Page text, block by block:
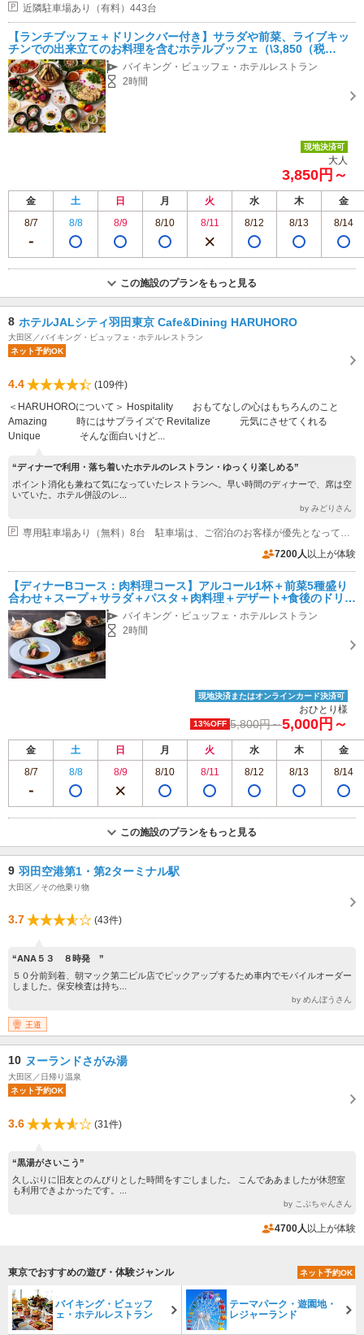
近隣駐車場あり（有料）443台
【ランチブッフェ＋ドリンクバー付き】サラダや前菜、ライブキッ
チンでの出来立てのお料理を含むホテルブッフェ（\3,850（税
込））
バイキング・ビュッフェ・ホテルレストラン
2時間
現地決済可
大人
3,850円～
金 土 日 月 火 水 木
金
8/7
8/8 8/9 8/10 8/11 8/12 8/13 8/14
この施設のプランをもっと見る
8 ホテルJALシティ羽田東京 Cafe&Dining HARUHORO
大田区／バイキング・ビュッフェ・ホテルレストラン
ネット予約OK
4.4
(109件)
＜HARUHOROについて＞ Hospitality おもてなしの心はもちろんのこと
Amazing 時にはサプライズで Revitalize 元気にさせてくれる
Unique そんな面白いけど...
“ディナーで利用・落ち着いたホテルのレストラン・ゆっくり楽しめる”
ポイント消化も兼ねて気になっていたレストランへ。早い時間のディナーで、席は空
いていた。ホテル併設のレ...
by みどりさん
専用駐車場あり（無料）8台 駐車場は、ご宿泊のお客様が優先となっておりまして、予約制になります。
7200人 以上が体験
【ディナーBコース：肉料理コース】アルコール1杯＋前菜5種盛り
合わせ＋スープ＋サラダ＋パスタ＋肉料理＋デザート+食後のドリン
ク付き！【カップル・女子会・記念日に！】
バイキング・ビュッフェ・ホテルレストラン
2時間
現地決済またはオンラインカード決済可
おひとり様
13%OFF 5,800円～5,000円～
金 土 日 月 火 水 木
金
8/7
8/8 8/9 8/10 8/11 8/12 8/13 8/14
この施設のプランをもっと見る
9 羽田空港第1・第2ターミナル駅
大田区／その他乗り物
3.7 (43件)
“ANA５３ ８時発 ”
５０分前到着、朝マック第二ビル店でピックアップするため車内でモバイルオーダー
しました。保安検査は持ち...
by めんぼうさん
王道
10 ヌーランドさがみ湯
大田区／日帰り温泉
ネット予約OK
3.6 (31件)
“黒湯がさいこう”
久しぶりに旧友とのんびりとした時間をすごしました。 こんでああましたが休憩室
も利用できよかったです。...
by こぶちゃんさん
4700人 以上が体験
東京でおすすめの遊び・体験ジャンル ネット予約OK
バイキング・ビュッフ
ェ・ホテルレストラン
テーマパーク・遊園地・
レジャーランド